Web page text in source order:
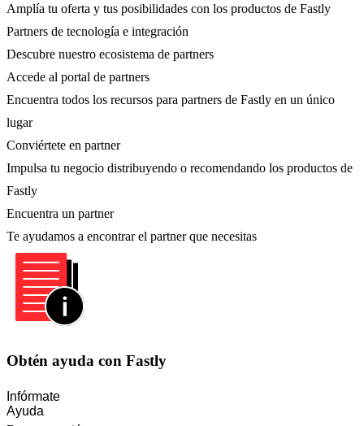
Amplía tu oferta y tus posibilidades con los productos de Fastly
Partners de tecnología e integración
Descubre nuestro ecosistema de partners
Accede al portal de partners
Encuentra todos los recursos para partners de Fastly en un único
lugar
Conviértete en partner
Impulsa tu negocio distribuyendo o recomendando los productos de
Fastly
Encuentra un partner
Te ayudamos a encontrar el partner que necesitas
Obtén ayuda con Fastly
Infórmate
Ayuda